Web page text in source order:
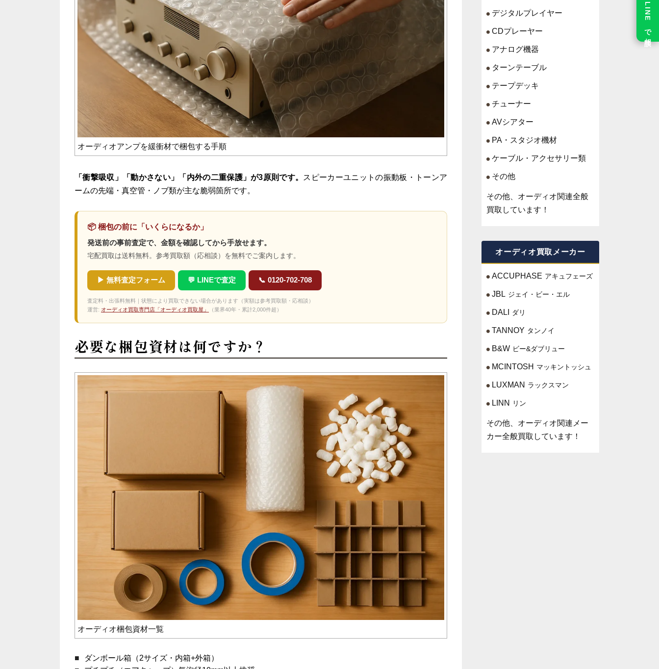
オーディオアンプを緩衝材で梱包する手順
「衝撃吸収」「動かさない」「内外の二重保護」が3原則です。 スピーカーユニットの振動板・トーンア
ームの先端・真空管・ノブ類が主な脆弱箇所です。
📦 梱包の前に「いくらになるか」
発送前の事前査定で、金額を確認してから手放せます。
宅配買取は送料無料。参考買取額（応相談）を無料でご案内します。
▶ 無料査定フォーム 💬 LINEで査定 📞 0120-702-708
査定料・出張料無料｜状態により買取できない場合があります（実額は参考買取額・応相談）
運営: オーディオ買取専門店「オーディオ買取屋」 （業界40年・累計2,000件超）
必要な梱包資材は何ですか？
オーディオ梱包資材一覧
ダンボール箱（2サイズ・内箱+外箱）
デジタルプレイヤー
CDプレーヤー
アナログ機器
ターンテーブル
テープデッキ
チューナー
AVシアター
PA・スタジオ機材
ケーブル・アクセサリー類
その他
その他、オーディオ関連全般
買取しています！
オーディオ買取メーカー
ACCUPHASE アキュフェーズ
JBL ジェイ・ビー・エル
DALI ダリ
TANNOY タンノイ
B&W ビー&ダブリュー
MCINTOSH マッキントッシュ
LUXMAN ラックスマン
LINN リン
その他、オーディオ関連メー
カー全般買取しています！
LINE で相談